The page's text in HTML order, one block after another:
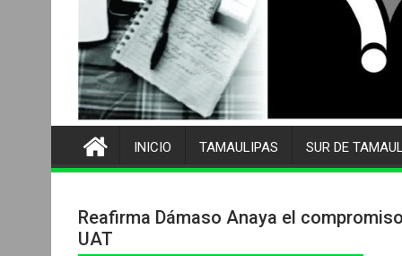
INICIO TAMAULIPAS SUR DE
Reafirma Dámaso Anaya el
UAT